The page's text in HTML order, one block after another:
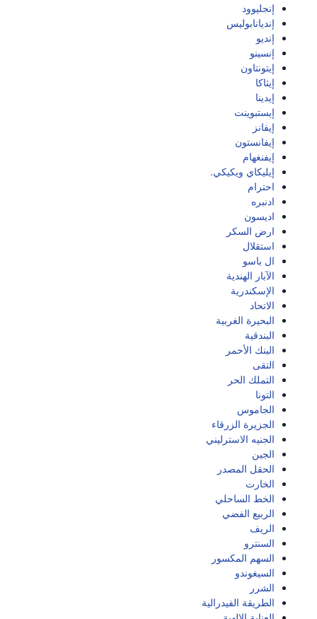
إنجليوود
إنديانابوليس
إنديو
إنسينو
إيتونتاون
إيثاكا
إيدينا
إيستبوينت
إيفانز
إيفانستون
إيفنغهام
إيليكاي ويكيكي.
احترام
ادنبره
اديسون
ارض السكر
استقلال
ال باسو
الآبار الهندية
الإسكندرية
الاتحاد
البحيرة الغربية
البندقية
البنك الأحمر
التقى
التملك الحر
التونا
الجاموس
الجزيرة الزرقاء
الجنيه الاسترليني
الجين
الحقل المصدر
الخارت
الخط الساحلي
الربيع الفضي
الريف
السنترو
السهم المكسور
السيغوندو
الشرر
الطريقة الفيدرالية